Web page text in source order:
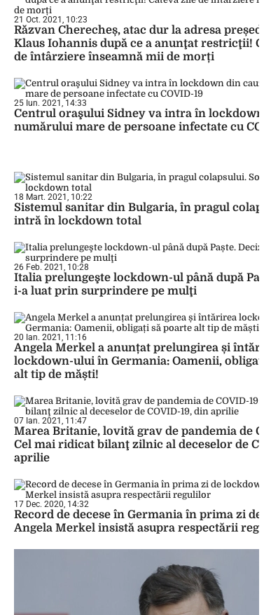
21 Oct. 2021, 10:23
Răzvan Cherecheș, atac dur la adresa
Klaus Iohannis după ce a anunţat restricţii!
de întârziere înseamnă mii de morți
25 Iun. 2021, 14:33
Centrul oraşului Sidney va intra în lockdown
numărului mare de persoane infectate cu
18 Mart. 2021, 10:22
Sistemul sanitar din Bulgaria, în pragul
intră în lockdown total
26 Feb. 2021, 10:28
Italia prelungeşte lockdown-ul până după
i-a luat prin surprindere pe mulţi
20 Ian. 2021, 11:16
Angela Merkel a anunțat prelungirea și
lockdown-ului în Germania: Oamenii, obligați
alt tip de măști!
07 Ian. 2021, 11:47
Marea Britanie, lovită grav de pandemia de
Cel mai ridicat bilanţ zilnic al deceselor de
aprilie
17 Dec. 2020, 14:32
Record de decese în Germania în prima zi de
Angela Merkel insistă asupra respectării